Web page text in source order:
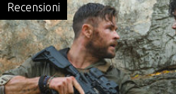
Recensioni